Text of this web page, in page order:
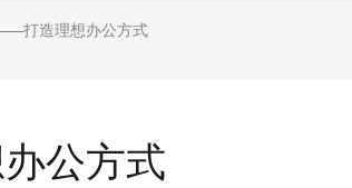
打造理想办公方式
公方式